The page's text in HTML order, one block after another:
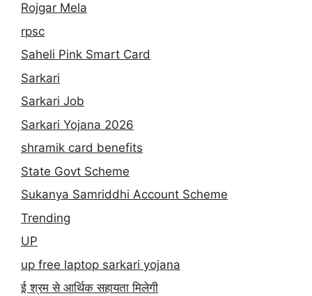
Rojgar Mela
rpsc
Saheli Pink Smart Card
Sarkari
Sarkari Job
Sarkari Yojana 2026
shramik card benefits
State Govt Scheme
Sukanya Samriddhi Account Scheme
Trending
UP
up free laptop sarkari yojana
ई श्रम से आर्थिक सहायता मिलेगी